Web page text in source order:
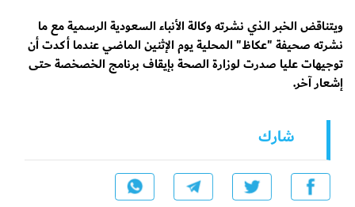
ويتناقض الخبر الذي نشرته وكالة الأنباء السعودية الرسمية مع ما
نشرته صحيفة "عكاظ" المحلية يوم الإثنين الماضي عندما أكدت أن
توجيهات عليا صدرت لوزارة الصحة بإيقاف برنامج الخصخصة حتى
إشعار آخر.
شارك